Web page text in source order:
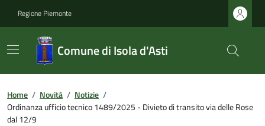
Regione Piemonte
Comune di Isola d'Asti
Home / Novità / Notizie /
Ordinanza ufficio tecnico 1489/2025 - Divieto di transito via delle Rose
dal 12/9